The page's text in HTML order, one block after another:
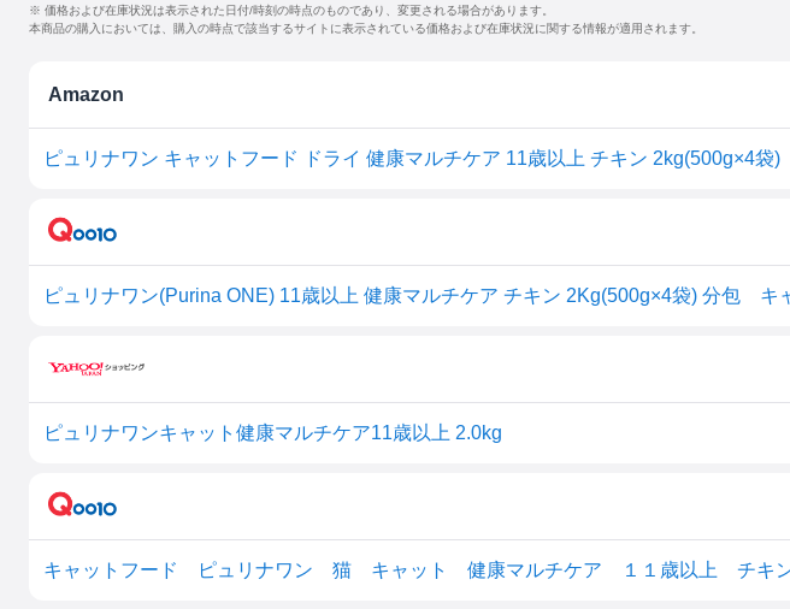
※ 価格および在庫状況は表示された日付/時刻の時点のものであり、変更される場合があります。
本商品の購入においては、購入の時点で該当するサイトに表示されている価格および在庫状況に関する情報が適用されます。
Amazon
ピュリナワン キャットフード ドライ 健康マルチケア 11歳以上 チキン 2kg(500g×4袋)
ピュリナワンキャット健康マルチケア11歳以上 2.0kg